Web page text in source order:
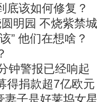
底该如何修复？
明园 不烧紫禁城
” 他们在想啥？
钟警报已经响起
得捐款超7亿欧元
子是好莱坞女星